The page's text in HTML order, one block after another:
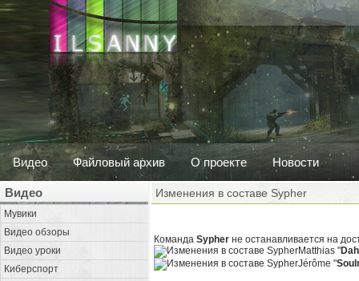
Видео Файловый архив О проекте Новости
Видео
Мувики
Видео обзоры
Видео уроки
Киберспорт
Изменения в составе Sypher
Команда Sypher не останавливается на
Matthias "
Jérôme "